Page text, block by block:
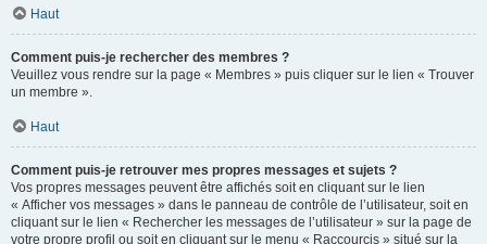
Haut
Comment puis-je rechercher des membres ?
Veuillez vous rendre sur la page « Membres » puis cliquer sur le lien « Trouver
un membre ».
Haut
Comment puis-je retrouver mes propres messages et sujets ?
Vos propres messages peuvent être affichés soit en cliquant sur le lien
« Afficher vos messages » dans le panneau de contrôle de l’utilisateur, soit en
cliquant sur le lien « Rechercher les messages de l’utilisateur » sur la page de
votre propre profil ou soit en cliquant sur le menu « Raccourcis » situé sur la